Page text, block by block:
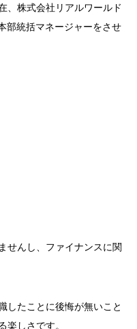
、株式会社リアルワールド
部統括マネージャーをさせ
せんし、ファイナンスに関
したことに後悔が無いこと
楽しさです。